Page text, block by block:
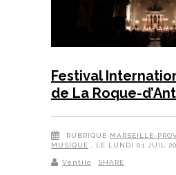
Festival
de La Roque-
RUBRIQUE MARSEILLE-
MUSIQUE , LE LUNDI 01 JUIL
Ventilo SHARE